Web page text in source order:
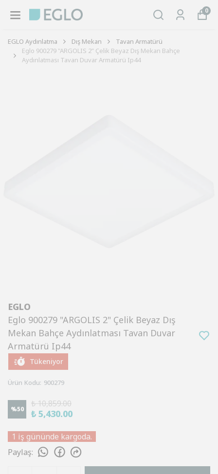
0
EGLO Aydınlatma Dış Mekan
Tavan Armatürü
Eglo 900279 "ARGOLIS 2" Çelik Beyaz Dış Mekan Bahçe
Aydınlatması Tavan Duvar Armatürü Ip44
EGLO
Eglo 900279 "ARGOLIS 2" Çelik Beyaz Dış
Mekan Bahçe Aydınlatması Tavan Duvar
Armatürü Ip44
Tükeniyor
Ürün Kodu: 900279
%50
₺ 10,859.00
₺ 5,430.00
1 iş gününde kargoda.
Paylaş: